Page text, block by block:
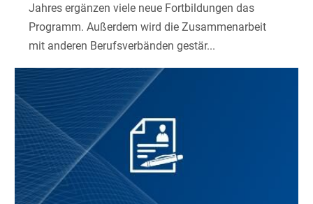
Jahres ergänzen viele neue Fortbildungen das
Programm. Außerdem wird die Zusammenarbeit
mit anderen Berufsverbänden gestär...